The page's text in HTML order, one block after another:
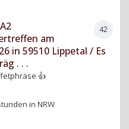
42
am
in 59510 Lippetal / Es
. . .
👍
inNRW